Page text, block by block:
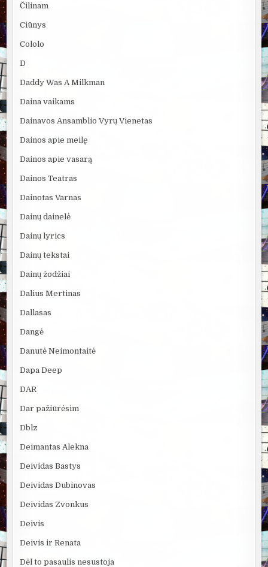
Čilinam
Ciūnys
Cololo
D
Daddy Was A Milkman
Daina vaikams
Dainavos Ansamblio Vyrų Vienetas
Dainos apie meilę
Dainos apie vasarą
Dainos Teatras
Dainotas Varnas
Dainų dainelė
Dainų lyrics
Dainų tekstai
Dainų žodžiai
Dalius Mertinas
Dallasas
Dangė
Danutė Neimontaitė
Dapa Deep
DAR
Dar pažiūrėsim
Dblz
Deimantas Alekna
Deividas Bastys
Deividas Dubinovas
Deividas Zvonkus
Deivis
Deivis ir Renata
Dėl to pasaulis nesustoja